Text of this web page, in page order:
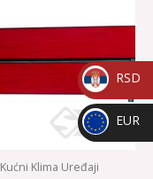
Kućni Klima Uređaji
_
RSD
RSD
_
EUR
EUR